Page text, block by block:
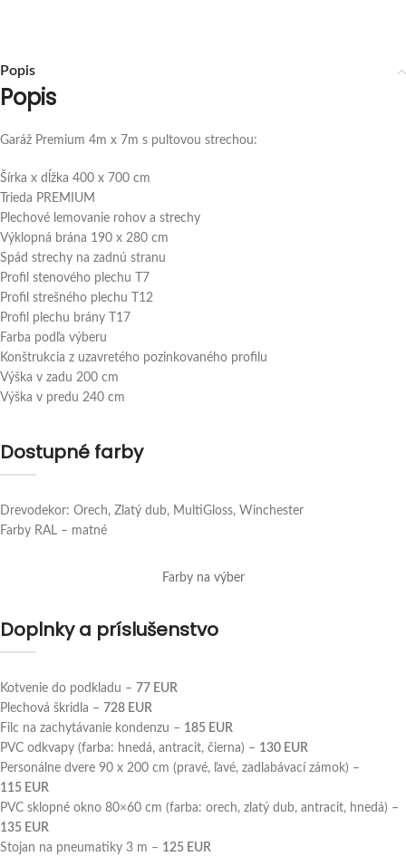
Popis
Popis
Garáž Premium 4m x 7m s pultovou strechou:
Šírka x dĺžka 400 x 700 cm
Trieda PREMIUM
Plechové lemovanie rohov a strechy
Výklopná brána 190 x 280 cm
Spád strechy na zadnú stranu
Profil stenového plechu T7
Profil strešného plechu T12
Profil plechu brány T17
Farba podľa výberu
Konštrukcia z uzavretého pozinkovaného profilu
Výška v zadu 200 cm
Výška v predu 240 cm
Dostupné farby
Drevodekor: Orech, Zlatý dub, MultiGloss, Winchester
Farby RAL – matné
Farby na výber
Doplnky a príslušenstvo
Kotvenie do podkladu – 77 EUR
Plechová škridla – 728 EUR
Filc na zachytávanie kondenzu – 185 EUR
PVC odkvapy (farba: hnedá, antracit, čierna) – 130 EUR
Personálne dvere 90 x 200 cm (pravé, ľavé, zadlabávací zámok) –
115 EUR
PVC sklopné okno 80×60 cm (farba: orech, zlatý dub, antracit, hnedá) –
135 EUR
Stojan na pneumatiky 3 m – 125 EUR